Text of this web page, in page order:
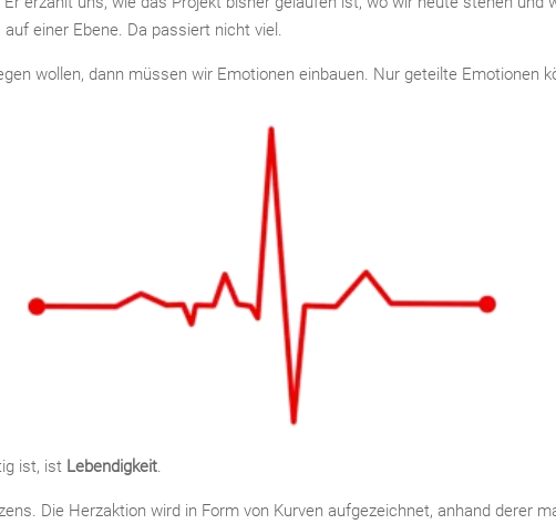
einer Ebene. Da passiert nicht viel.
wollen, dann müssen wir Emotionen einbauen. Nur geteilte Emotionen
ist, ist Lebendigkeit.
Die Herzaktion wird in Form von Kurven aufgezeichnet, anhand derer